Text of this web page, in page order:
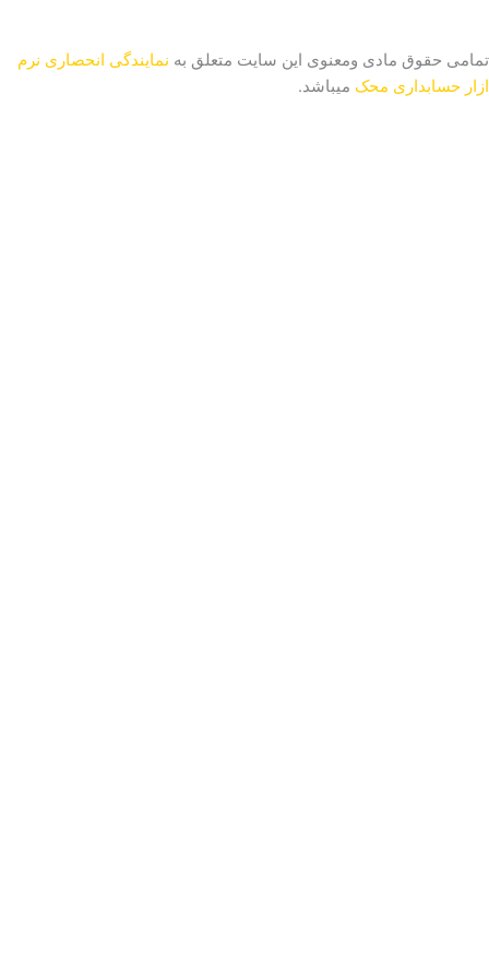
تمامی حقوق مادی ومعنوی این سایت متعلق به نمایندگی انحصاری نرم
ازار حسابداری محک میباشد.